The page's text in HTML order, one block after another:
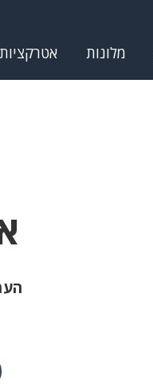
מלונות אטרקציות